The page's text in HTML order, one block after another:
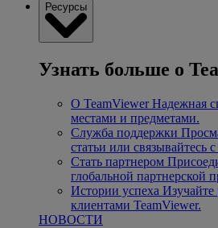
Ресурсы
Узнать больше о
О TeamViewer Надежная
местами и предметами.
Служба поддержки
статьи или связывайтесь
Стать партнером
глобальной партнерской
Истории успеха Изучайте
клиентами TeamViewer.
НОВОСТИ